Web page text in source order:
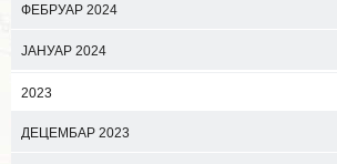
ФЕБРУАР 2024
ЈАНУАР 2024
2023
ДЕЦЕМБАР 2023